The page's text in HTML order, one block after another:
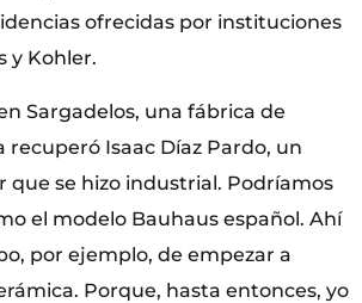
ofrecidas por instituciones
y Kohler.
Sargadelos, una fábrica de
recuperó Isaac Díaz Pardo, un
se hizo industrial. Podríamos
el modelo Bauhaus español. Ahí
por ejemplo, de empezar a
Porque, hasta entonces, yo